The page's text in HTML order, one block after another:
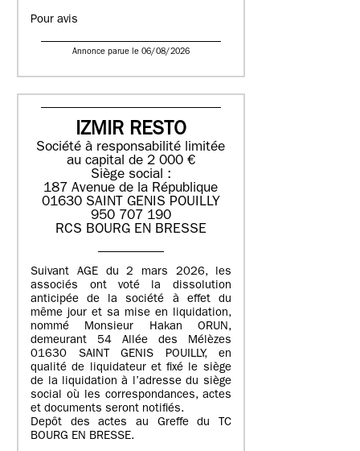
Pour avis
Annonce parue le 06/08/2026
IZMIR RESTO
Société à responsabilité limitée
au capital de 2 000 €
Siège social :
187 Avenue de la République
01630 SAINT GENIS POUILLY
950 707 190
RCS BOURG EN BRESSE
Suivant AGE du 2 mars 2026, les
associés ont voté la dissolution
anticipée de la société à effet du
même jour et sa mise en liquidation,
nommé Monsieur Hakan ORUN,
demeurant 54 Allée des Mélèzes
01630 SAINT GENIS POUILLY, en
qualité de liquidateur et fixé le siège
de la liquidation à l’adresse du siège
social où les correspondances, actes
et documents seront notifiés.
Depôt des actes au Greffe du TC
BOURG EN BRESSE.